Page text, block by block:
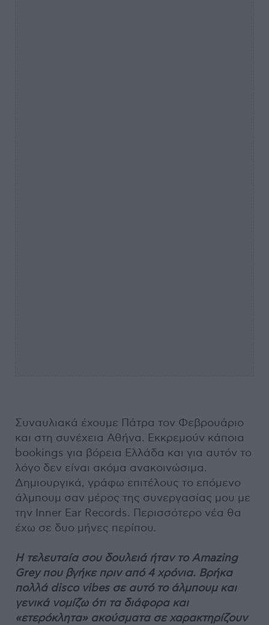
Συναυλιακά έχουμε Πάτρα τον Φεβρουάριο
και στη συνέχεια Αθήνα. Εκκρεμούν κάποια
bookings για βόρεια Ελλάδα και για αυτόν το
λόγο δεν είναι ακόμα ανακοινώσιμα.
Δημιουργικά, γράφω επιτέλους το επόμενο
άλμπουμ σαν μέρος της συνεργασίας μου με
την Inner Ear Records. Περισσότερο νέα θα
έχω σε δυο μήνες περίπου.
Η τελευταία σου δουλειά ήταν το Amazing
Grey που βγήκε πριν από 4 χρόνια. Βρήκα
πολλά disco vibes σε αυτό το άλμπουμ και
γενικά νομίζω ότι τα διάφορα και
«ετερόκλητα» ακούσματα σε χαρακτηρίζουν